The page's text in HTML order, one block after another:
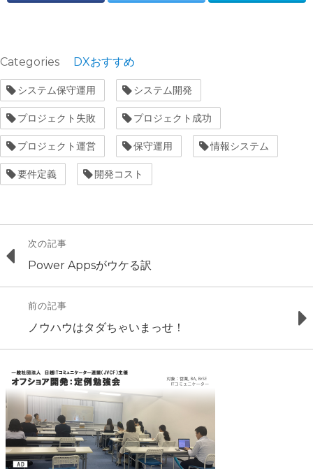
Categories DXおすすめ
Tagsシステム保守運用 システム開発
プロジェクト失敗 プロジェクト成功
プロジェクト運営 保守運用 情報システム
要件定義 開発コスト
稿
ー
シ
ョ
次の記事
Previous
post:
Power Appsがウケる訳
前の記事
Next
post:
ノウハウはタダちゃいまっせ！